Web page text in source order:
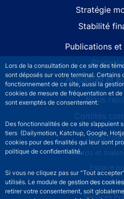
Lors de la consultation de ce site des
sont déposés sur votre terminal. Certains
fonctionnement de ce site, aussi la
cookies de mesure de fréquentation et
sont exemptés de consentement.
Des fonctionnalités de ce site s’appuient
tiers (Dailymotion, Katchup, Google,
cookies pour des finalités qui leur sont
politique de confidentialité.
Si vous ne cliquez pas sur "Tout
utilisés. Le module de gestion des
retirer votre consentement, soit
Stratégie
Stabilité
Publications
Actualités et
Nous
Comités
Footer secondary menu
Nous
Sourds et
Espace
La direction
Services